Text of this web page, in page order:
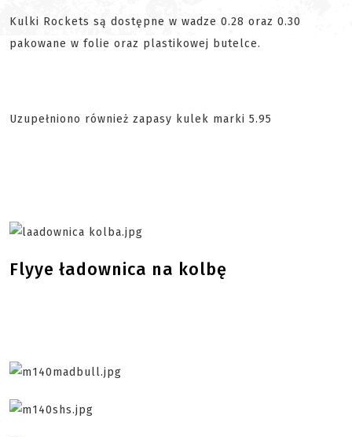
Kulki Rockets są dostępne w wadze 0.28 oraz 0.30
pakowane w folie oraz plastikowej butelce.
Uzupełniono również zapasy kulek marki 5.95
Flyye ładownica na kolbę